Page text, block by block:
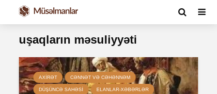
uşaqların məsuliyyəti
AXIRƏT CƏNNƏT VƏ CƏHƏNNƏM
DÜŞÜNCƏ SAHƏSI ELANLAR-XƏBƏRLƏR